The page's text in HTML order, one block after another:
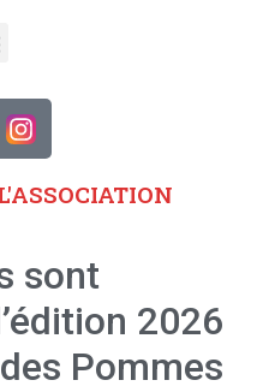
sont
2026
Pommes